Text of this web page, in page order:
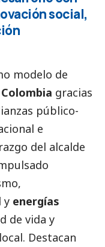
social,
modelo de
Colombia gracias
público-
e
del alcalde
y energías
de vida y
Destacan